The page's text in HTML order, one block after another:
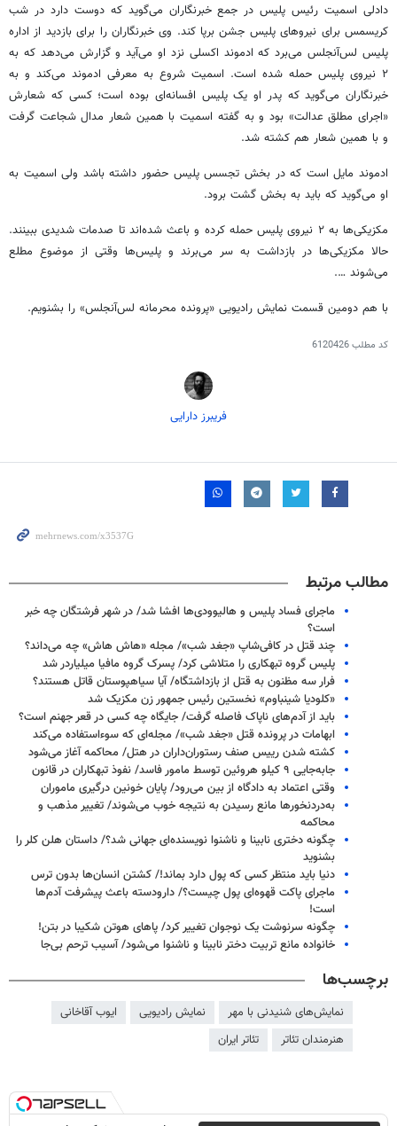
دادلی اسمیت رئیس پلیس در جمع خبرنگاران می‌گوید که دوست دارد در شب
کریسمس برای نیروهای پلیس جشن برپا کند. وی خبرنگاران را برای بازدید از اداره
پلیس لس‌آنجلس می‌برد که ادموند اکسلی نزد او می‌آید و گزارش می‌دهد که به
۲ نیروی پلیس حمله شده است. اسمیت شروع به معرفی ادموند می‌کند و به
خبرنگاران می‌گوید که پدر او یک پلیس افسانه‌ای بوده است؛ کسی که شعارش
«اجرای مطلق عدالت» بود و به گفته اسمیت با همین شعار مدال شجاعت گرفت
و با همین شعار هم کشته شد.
ادموند مایل است که در بخش تجسس پلیس حضور داشته باشد ولی اسمیت به
او می‌گوید که باید به بخش گشت برود.
مکزیکی‌ها به ۲ نیروی پلیس حمله کرده و باعث شده‌اند تا صدمات شدیدی ببینند.
حالا مکزیکی‌ها در بازداشت به سر می‌برند و پلیس‌ها وقتی از موضوع مطلع
می‌شوند ….
با هم دومین قسمت نمایش رادیویی «پرونده محرمانه لس‌آنجلس» را بشنویم.
کد مطلب6120426
فریبرز دارایی
مطالب مرتبط
ماجرای فساد پلیس و هالیوودی‌ها افشا شد/ در شهر فرشتگان چه خبر
است؟
چند قتل در کافی‌شاپ «جغد شب»/ مجله «هاش هاش» چه می‌داند؟
پلیس گروه تبهکاری را متلاشی کرد/ پسرک گروه مافیا میلیاردر شد
فرار سه مظنون به قتل از بازداشتگاه/ آیا سیاهپوستان قاتل هستند؟
«کلودیا شینباوم» نخستین رئیس جمهور زن مکزیک شد
باید از آدم‌های ناپاک فاصله گرفت/ جایگاه چه کسی در قعر جهنم است؟
ابهامات در پرونده قتل «جغد شب»/ مجله‌ای که سوءاستفاده می‌کند
کشته شدن رییس صنف رستوران‌داران در هتل/ محاکمه آغاز می‌شود
جابه‌جایی ۹ کیلو هروئین توسط مامور فاسد/ نفوذ تبهکاران در قانون
وقتی اعتماد به دادگاه از بین می‌رود/ پایان خونین درگیری ماموران
به‌دردنخورها مانع رسیدن به نتیجه خوب می‌شوند/ تغییر مذهب و
محاکمه
چگونه دختری نابینا و ناشنوا نویسنده‌ای جهانی شد؟/ داستان هلن کلر را
بشنوید
دنیا باید منتظر کسی که پول دارد بماند!/ کشتن انسان‌ها بدون ترس
ماجرای پاکت قهوه‌ای پول چیست؟/ دارودسته باعث پیشرفت آدم‌ها
است!
چگونه سرنوشت یک نوجوان تغییر کرد/ پاهای هوتن شکیبا در بتن!
خانواده مانع تربیت دختر نابینا و ناشنوا می‌شود/ آسیب ترحم بی‌جا
برچسب‌ها
نمایش‌های شنیدنی با مهر نمایش رادیویی
ایوب آقاخانی
هنرمندان تئاتر
تئاتر ایران